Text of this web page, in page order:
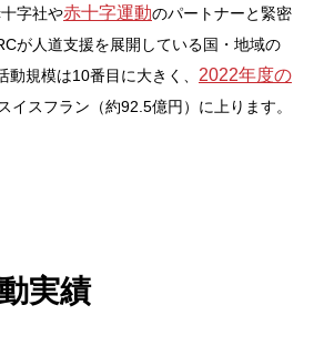
字社や赤十字運動のパートナーと緊密
が人道支援を展開している国・地域の
規模は10番目に大きく、 2022年度の
イスフラン（約92.5億円）に上ります。
実績